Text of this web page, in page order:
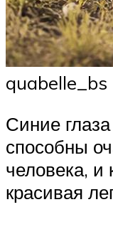
quabelle_bs
Синие
способны
человека, и
красивая